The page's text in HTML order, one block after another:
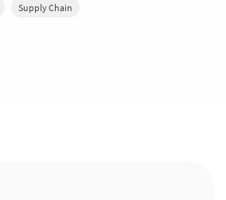
Supply Chain